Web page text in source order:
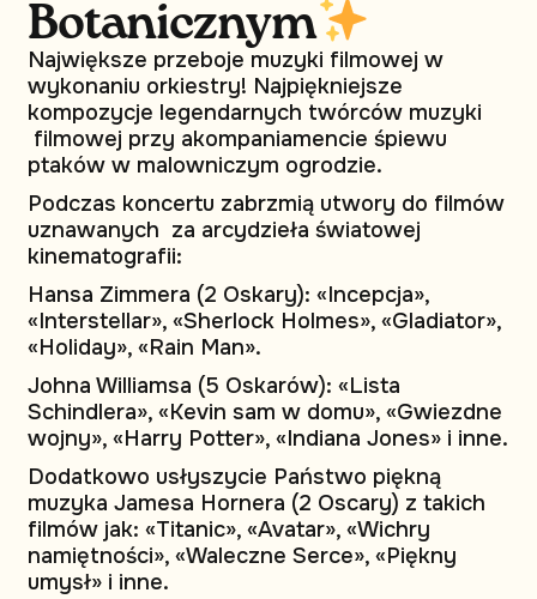
Botanicznym
Największe przeboje muzyki filmowej w
wykonaniu orkiestry! Najpiękniejsze
kompozycje legendarnych twórców muzyki
filmowej przy akompaniamencie śpiewu
ptaków w malowniczym ogrodzie.
Podczas koncertu zabrzmią utwory do filmów
uznawanych za arcydzieła światowej
kinematografii:
Hansa Zimmera (2 Oskary): «Incepcja»,
«Interstellar», «Sherlock Holmes», «Gladiator»,
«Holiday», «Rain Man».
Johna Williamsa (5 Oskarów): «Lista
Schindlera», «Kevin sam w domu», «Gwiezdne
wojny», «Harry Potter», «Indiana Jones» i inne.
Dodatkowo usłyszycie Państwo piękną
muzyka Jamesa Hornera (2 Oscary) z takich
filmów jak: «Titanic», «Avatar», «Wichry
namiętności», «Waleczne Serce», «Piękny
umysł» i inne.